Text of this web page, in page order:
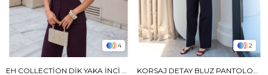
4
EH COLLECTION DIK YAKA İNCI DÜĞMELI TAKIM
2
KORSAJ DETAY BLUZ PANTOLON TAKIM